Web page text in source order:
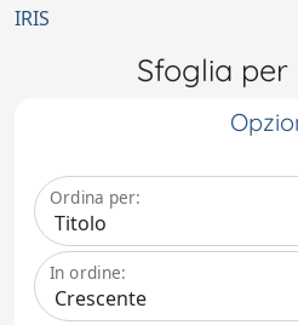
IRIS
Sfoglia per
Ordina per:
In ordine: